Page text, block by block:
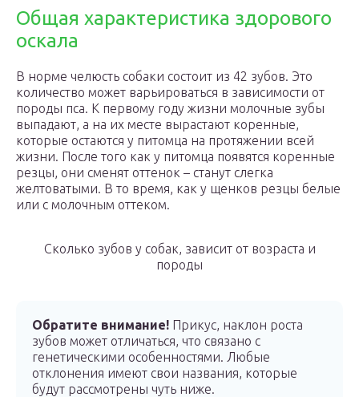
Общая характеристика здорового
оскала
В норме челюсть собаки состоит из 42 зубов. Это
количество может варьироваться в зависимости от
породы пса. К первому году жизни молочные зубы
выпадают, а на их месте вырастают коренные,
которые остаются у питомца на протяжении всей
жизни. После того как у питомца появятся коренные
резцы, они сменят оттенок – станут слегка
желтоватыми. В то время, как у щенков резцы белые
или с молочным оттеком.
Сколько зубов у собак, зависит от возраста и
породы
Обратите внимание! Прикус, наклон роста
зубов может отличаться, что связано с
генетическими особенностями. Любые
отклонения имеют свои названия, которые
будут рассмотрены чуть ниже.